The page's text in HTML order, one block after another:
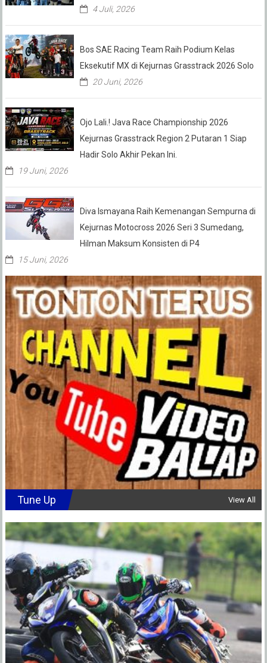
4 Juli, 2026
Bos SAE Racing Team Raih Podium Kelas
Eksekutif MX di Kejurnas Grasstrack 2026 Solo
20 Juni, 2026
Ojo Lali.! Java Race Championship 2026
Kejurnas Grasstrack Region 2 Putaran 1 Siap
Hadir Solo Akhir Pekan Ini.
19 Juni, 2026
Diva Ismayana Raih Kemenangan Sempurna di
Kejurnas Motocross 2026 Seri 3 Sumedang,
Hilman Maksum Konsisten di P4
15 Juni, 2026
Tune Up View All